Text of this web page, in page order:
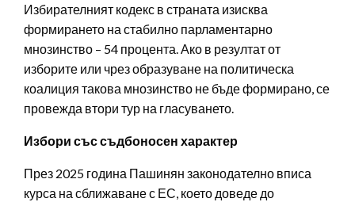
Избирателният кодекс в страната изисква
формирането на стабилно парламентарно
мнозинство – 54 процента. Ако в резултат от
изборите или чрез образуване на политическа
коалиция такова мнозинство не бъде формирано, се
провежда втори тур на гласуването.
Избори със съдбоносен характер
През 2025 година Пашинян законодателно вписа
курса на сближаване с ЕС, което доведе до